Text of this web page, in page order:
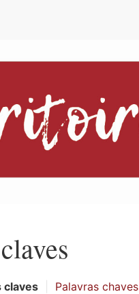
claves Palavras chaves